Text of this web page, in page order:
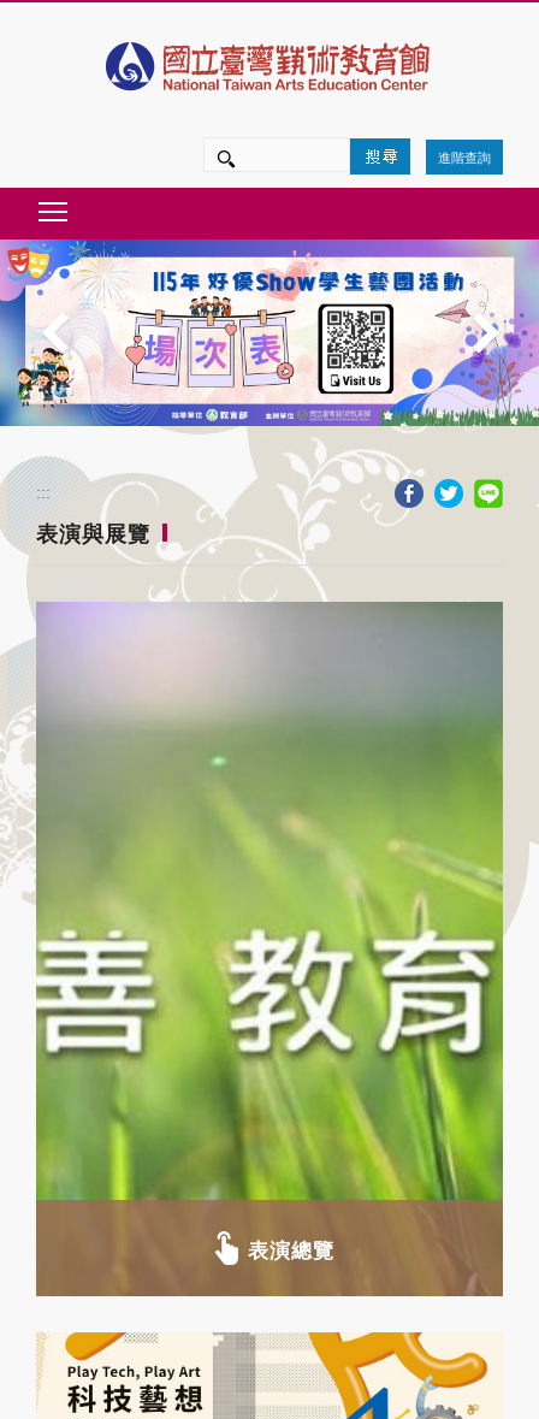
容
區
塊
進階查詢
:::
表演與展覽
表演總覽